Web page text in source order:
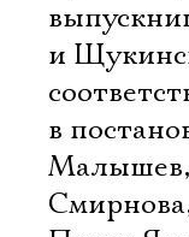
и
в
Малышев,